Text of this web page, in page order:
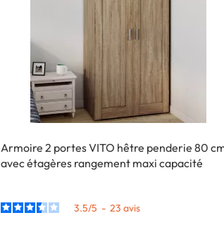
Armoire 2 portes VITO hêtre penderie 80
avec étagères rangement maxi capacité
3.5/5 - 23 avis